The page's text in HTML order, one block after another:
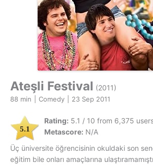
Ateşli Festival (2011)
88 min Comedy 23 Sep 2011
5.1
Rating: 5.1 / 10 from 6,375
Metascore: N/A
Üç üniversite öğrencisinin okuldaki son
eğitim bile onları amaçlarına